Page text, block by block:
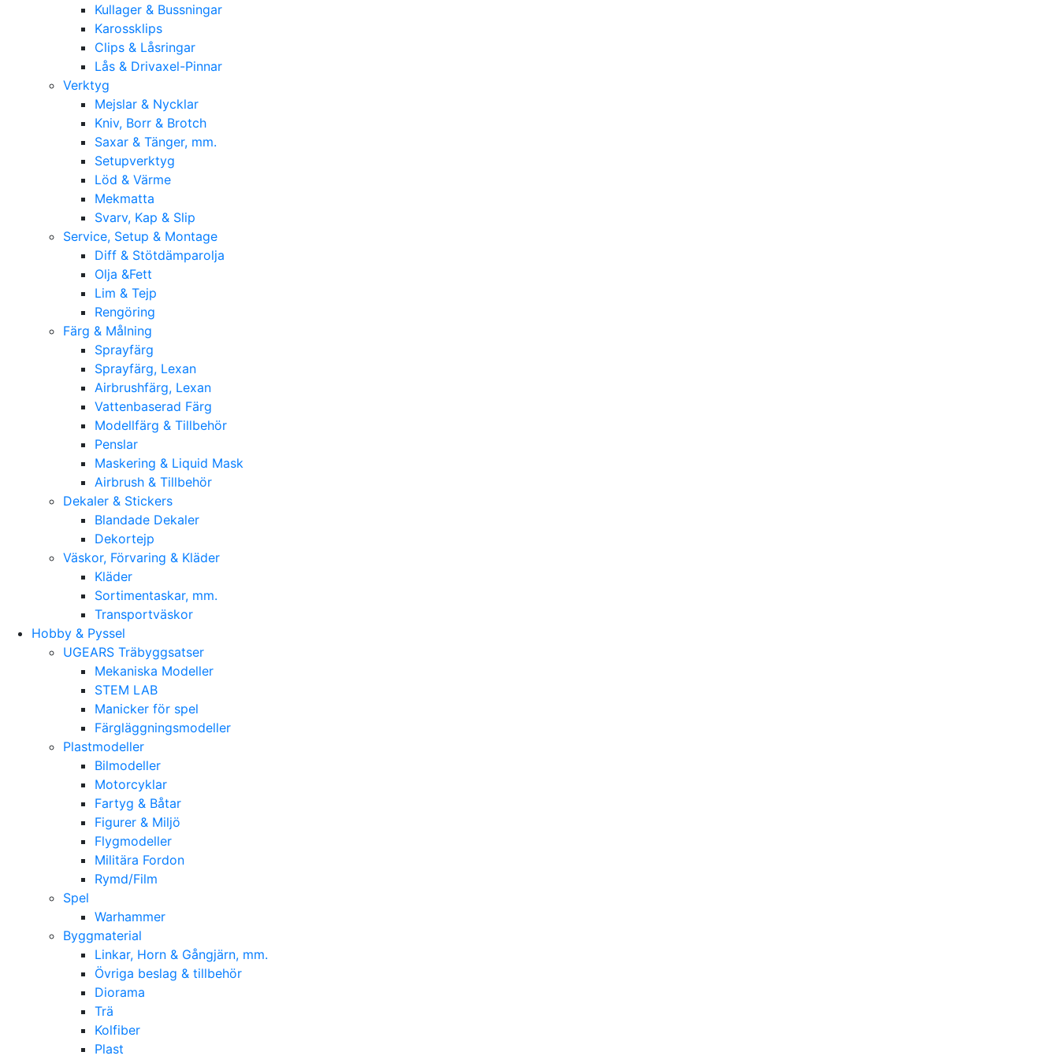
Kullager & Bussningar
Karossklips
Clips & Låsringar
Lås & Drivaxel-Pinnar
Verktyg
Mejslar & Nycklar
Kniv, Borr & Brotch
Saxar & Tänger, mm.
Setupverktyg
Löd & Värme
Mekmatta
Svarv, Kap & Slip
Service, Setup & Montage
Diff & Stötdämparolja
Olja &Fett
Lim & Tejp
Rengöring
Färg & Målning
Sprayfärg
Sprayfärg, Lexan
Airbrushfärg, Lexan
Vattenbaserad Färg
Modellfärg & Tillbehör
Penslar
Maskering & Liquid Mask
Airbrush & Tillbehör
Dekaler & Stickers
Blandade Dekaler
Dekortejp
Väskor, Förvaring & Kläder
Kläder
Sortimentaskar, mm.
Transportväskor
Hobby & Pyssel
UGEARS Träbyggsatser
Mekaniska Modeller
STEM LAB
Manicker för spel
Färgläggningsmodeller
Plastmodeller
Bilmodeller
Motorcyklar
Fartyg & Båtar
Figurer & Miljö
Flygmodeller
Militära Fordon
Rymd/Film
Spel
Warhammer
Byggmaterial
Linkar, Horn & Gångjärn, mm.
Övriga beslag & tillbehör
Diorama
Trä
Kolfiber
Plast